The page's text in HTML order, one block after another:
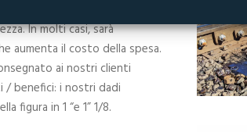
In molti casi, sarà
aumenta il costo della spesa.
ai nostri clienti
/ benefici: i nostri dadi
figura in 1 “e 1” 1/8.